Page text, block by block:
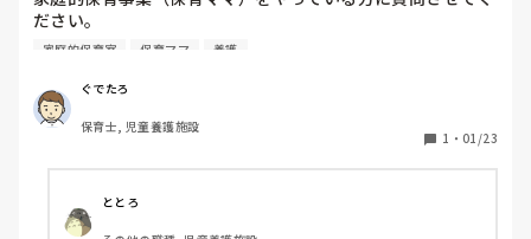
ば、正職員がいない場で思うままに子どもたちと楽しんでみて
はどうかなと思いました♩
回答になっているかわかりませんが…！
ださい。
私は保育園で3年、児童養護施設で5年保育士をしている30
・市区町村によると思いますが、どの程度の補助金が出てい
るか
・実際にやってみてのメリット、デメリットはどうか
・保育内容の自由度
家庭的保育室 保育ママ 養護
ぐでたろ
保育士, 児童養護施設
1 ・ 01/23
ととろ